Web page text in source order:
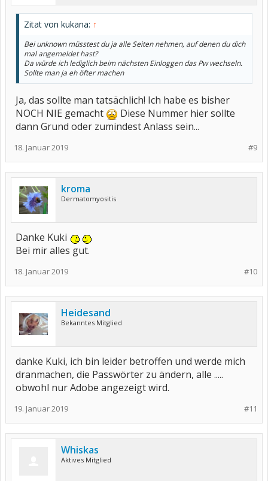
Zitat von kukana: ↑
Bei unknown müsstest du ja alle Seiten nehmen, auf denen du dich
mal angemeldet hast?
Da würde ich lediglich beim nächsten Einloggen das Pw wechseln.
Sollte man ja eh öfter machen
Ja, das sollte man tatsächlich! Ich habe es bisher
NOCH NIE gemacht
Diese Nummer hier sollte
dann Grund oder zumindest Anlass sein...
#9
18. Januar 2019
kroma
Dermatomyositis
Danke Kuki
Bei mir alles gut.
#10
18. Januar 2019
Heidesand
Bekanntes Mitglied
danke Kuki, ich bin leider betroffen und werde mich
dranmachen, die Passwörter zu ändern, alle .....
obwohl nur Adobe angezeigt wird.
#11
19. Januar 2019
Whiskas
Aktives Mitglied